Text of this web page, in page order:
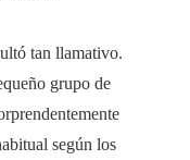
tan llamativo.
grupo de
según los